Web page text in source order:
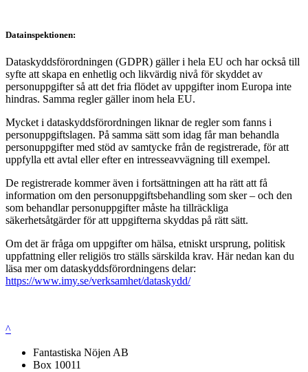
Datainspektionen:
Dataskyddsförordningen (GDPR) gäller i hela EU och har också till
syfte att skapa en enhetlig och likvärdig nivå för skyddet av
personuppgifter så att det fria flödet av uppgifter inom Europa inte
hindras. Samma regler gäller inom hela EU.
Mycket i dataskyddsförordningen liknar de regler som fanns i
personuppgiftslagen. På samma sätt som idag får man behandla
personuppgifter med stöd av samtycke från de registrerade, för att
uppfylla ett avtal eller efter en intresseavvägning till exempel.
De registrerade kommer även i fortsättningen att ha rätt att få
information om den personuppgiftsbehandling som sker – och den
som behandlar personuppgifter måste ha tillräckliga
säkerhetsåtgärder för att uppgifterna skyddas på rätt sätt.
Om det är fråga om uppgifter om hälsa, etniskt ursprung, politisk
uppfattning eller religiös tro ställs särskilda krav. Här nedan kan du
läsa mer om dataskyddsförordningens delar:
https://www.imy.se/verksamhet/dataskydd/
^
Fantastiska Nöjen AB
Box 10011